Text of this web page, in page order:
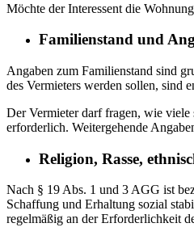
Möchte der Interessent die
Familienstand und
Angaben zum Familienstand sind
des Vermieters werden sollen, sind
Der Vermieter darf fragen, wie viele
erforderlich. Weitergehende
Religion, Rasse,
Nach § 19 Abs. 1 und 3 AGG ist
Schaffung und Erhaltung sozial
regelmäßig an der Erforderlichkeit